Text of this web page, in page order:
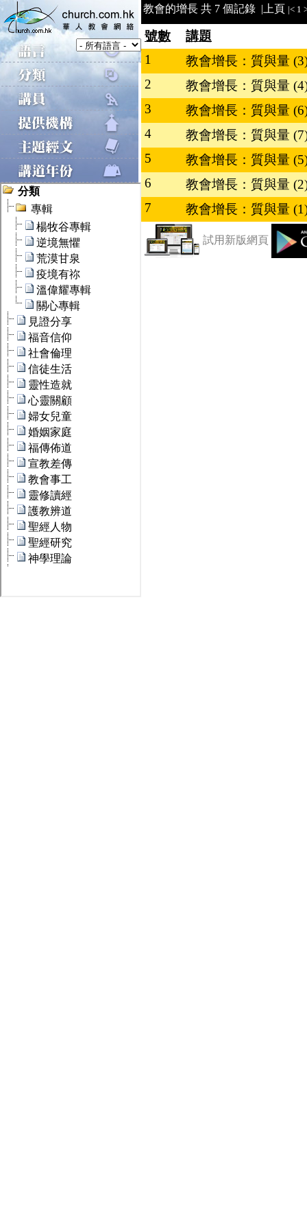
教會的增長 共 7 個記錄 | 上頁 |< 1
號數
講題
1
教會增長：質與量
2
教會增長：質與量
3
教會增長：質與量
4
教會增長：質與量
5
教會增長：質與量
6
教會增長：質與量
7
教會增長：質與量
試用新版網頁